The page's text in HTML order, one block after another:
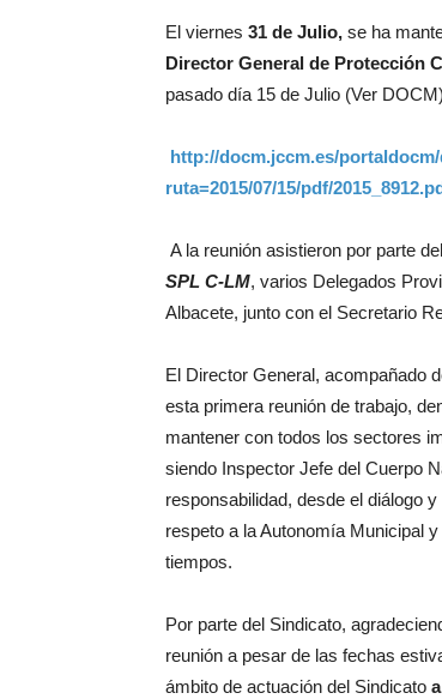
El viernes 31 de Julio, se ha
Director General de Protección
pasado día 15 de Julio (Ver DOCM)
http://docm.jccm.es/
ruta=2015/07/15/pdf/
A la reunión asistieron por parte del
SPL C-LM, varios Delegados
Albacete, junto con el Secretario
El Director General, acompañado
esta primera reunión de trabajo,
mantener con todos los sectores
siendo Inspector Jefe del Cuerpo
responsabilidad, desde el diálogo
respeto a la Autonomía Municipal
tiempos.
Por parte del Sindicato,
reunión a pesar de las fechas
ámbito de actuación del Sindicato